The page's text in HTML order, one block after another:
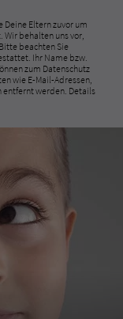
Deine Eltern zuvor um
behalten uns vor,
beachten Sie
Ihr Name bzw.
zum Datenschutz
wie E-Mail-Adressen,
entfernt werden. Details